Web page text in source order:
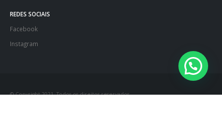
REDES SOCIAIS
Facebook
Instagram
© Copyright 2021. Todos os direitos reservados.